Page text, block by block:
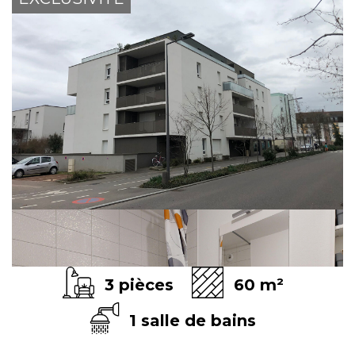
3 pièces
60 m²
1 salle de bains